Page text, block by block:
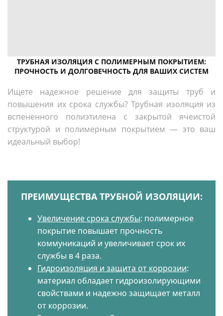
ТРУБНАЯ ИЗОЛЯЦИЯ С ПОЛИМЕРНЫМ ПОКРЫТИЕМ:
ПРОЧНОСТЬ И ДОЛГОВЕЧНОСТЬ ДЛЯ ВАШИХ СИСТЕМ
Ищете надежное решение для защиты труб и
повышения их срока службы? Трубная изоляция из
вспененного полиэтилена с закрытой ячеистой
структурой и полимерным покрытием — это ваш
идеальный выбор!
ПРЕИМУЩЕСТВА ТРУБНОЙ ИЗОЛЯЦИИ:
Увеличение срока службы: полимерное
покрытие повышает прочность
коммуникаций и увеличивает срок их
службы в 4 раза.
Гидроизоляция и защита от коррозии:
материал обладает гидроизолирующими
свойствами и надежно защищает металл
от коррозии.